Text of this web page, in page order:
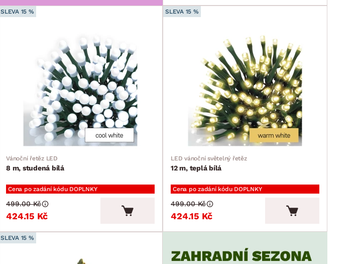
SLEVA 15 %
Vánoční řetěz LED
8 m, studená bílá
Cena po zadání kódu DOPLNKY
424.15 Kč
499.00 Kč
SLEVA 15 %
LED vánoční světelný řetěz
12 m, teplá bílá
Cena po zadání kódu DOPLNKY
424.15 Kč
499.00 Kč
SLEVA 15 %